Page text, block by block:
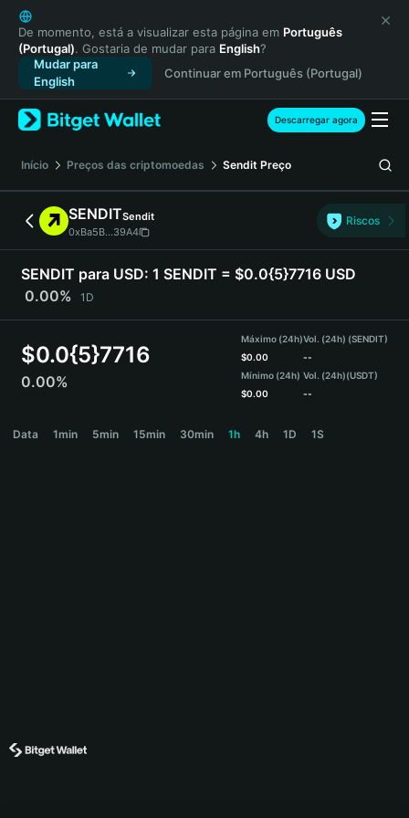
English
日本語
Tiếng Việt
Русский
Español (Latinoamérica)
Türkçe
Français
Deutsch
简体中文
繁體中文
Português (Portugal)
Bahasa Indonesia
ภาษาไทย
हिन्दी
Español
Português (Brasil)
De momento, está a visualizar esta página em Português
(Portugal). Gostaria de mudar para English?
Mudar para
English
Continuar em Português (Portugal)
Descarregar agora
Início Preços das criptomoedas Sendit Preço
SENDITSendit
0xBa5B...39A4
Riscos
SENDIT para USD: 1 SENDIT = $0.0{5}7716 USD
0.00%
1D
$0.0{5}7716
0.00%
Máximo (24h)
$0.00
Mínimo (24h)
$0.00
Vol. (24h) (SENDIT)
--
Vol. (24h)(USDT)
--
Data 1min 5min 15min 30min 1h 4h 1D 1S